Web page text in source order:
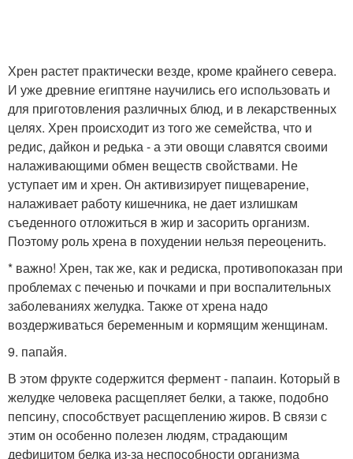
Хрен растет практически везде, кроме крайнего севера.
И уже древние египтяне научились его использовать и
для приготовления различных блюд, и в лекарственных
целях. Хрен происходит из того же семейства, что и
редис, дайкон и редька - а эти овощи славятся своими
налаживающими обмен веществ свойствами. Не
уступает им и хрен. Он активизирует пищеварение,
налаживает работу кишечника, не дает излишкам
съеденного отложиться в жир и засорить организм.
Поэтому роль хрена в похудении нельзя переоценить.
* важно! Хрен, так же, как и редиска, противопоказан при
проблемах с печенью и почками и при воспалительных
заболеваниях желудка. Также от хрена надо
воздерживаться беременным и кормящим женщинам.
9. папайя.
В этом фрукте содержится фермент - папаин. Который в
желудке человека расщепляет белки, а также, подобно
пепсину, способствует расщеплению жиров. В связи с
этим он особенно полезен людям, страдающим
дефицитом белка из-за неспособности организма